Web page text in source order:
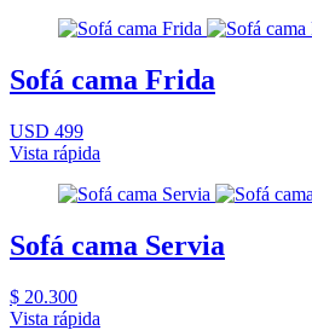
Sofá cama Frida
USD 499
Vista rápida
Sofá cama Servia
$ 20.300
Vista rápida